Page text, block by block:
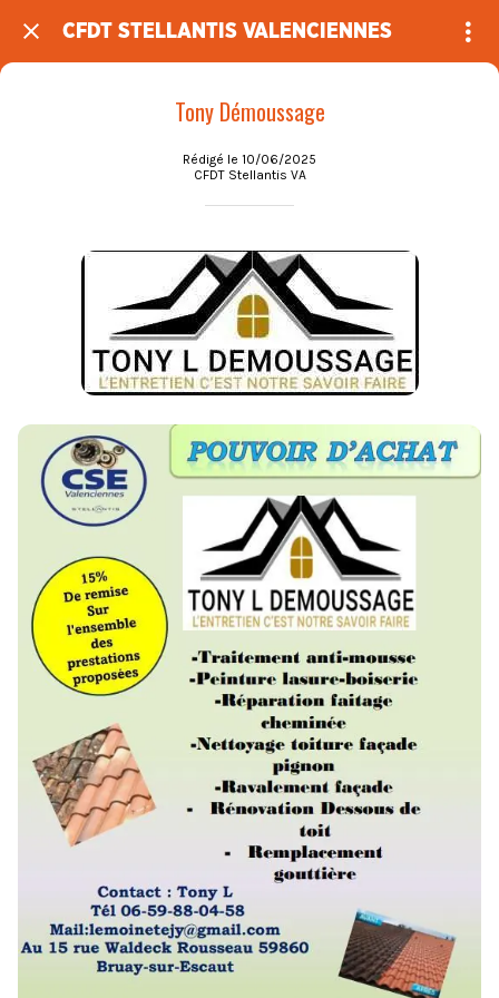
CFDT STELLANTIS VALENCIENNES
Tony Démoussage
Rédigé le 10/06/2025
CFDT Stellantis VA